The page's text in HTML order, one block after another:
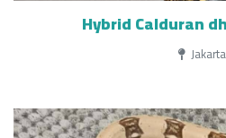
Hybrid Calduran
Jakarta